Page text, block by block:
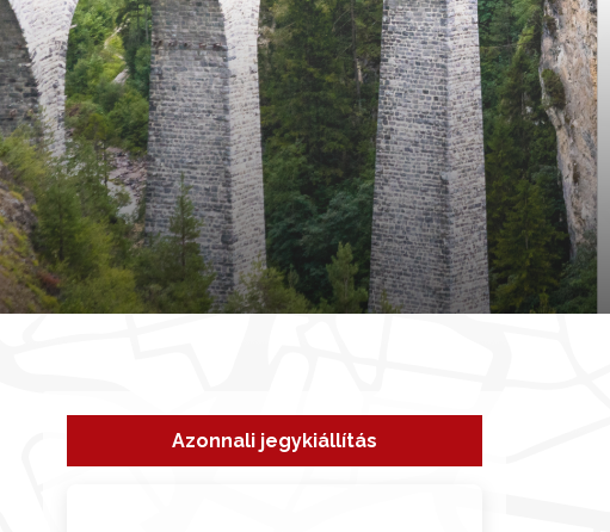
Azonnali jegykiállítás